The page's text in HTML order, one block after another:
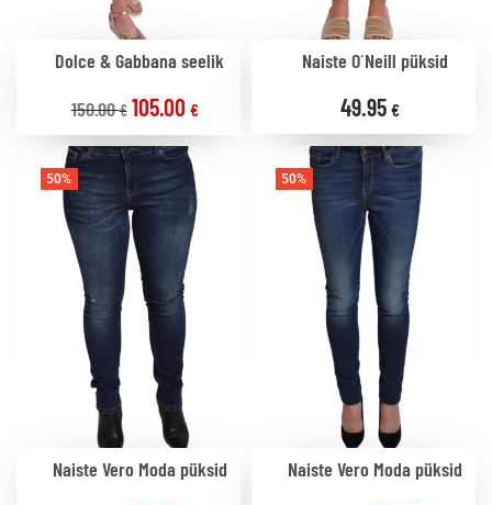
Dolce & Gabbana seelik
150.00€ 105.00 €
Naiste O´Neill püksid
49.95 €
50%
Naiste Vero Moda püksid
50%
Naiste Vero Moda püksid